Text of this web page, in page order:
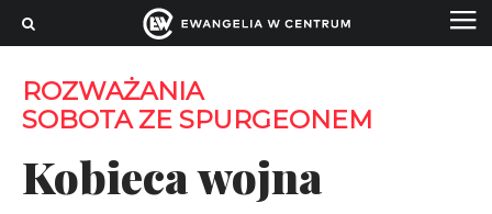
ROZWAŻANIA
SOBOTA ZE SPURGEONEM
Kobieca wojna